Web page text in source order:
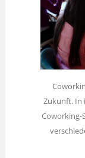
Zukunft. In
Coworking-